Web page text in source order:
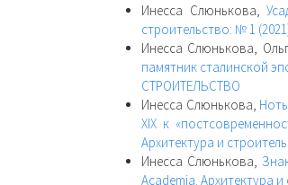
Инесса Слюнькова,
строительство: № 1
Инесса Слюнькова,
памятник сталинской
СТРОИТЕЛЬСТВО
Инесса Слюнькова,
XIX к
Архитектура и
Инесса Слюнькова,
Academia. Архитектура